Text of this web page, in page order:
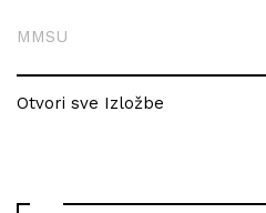
MMSU
Otvori sve Izložbe